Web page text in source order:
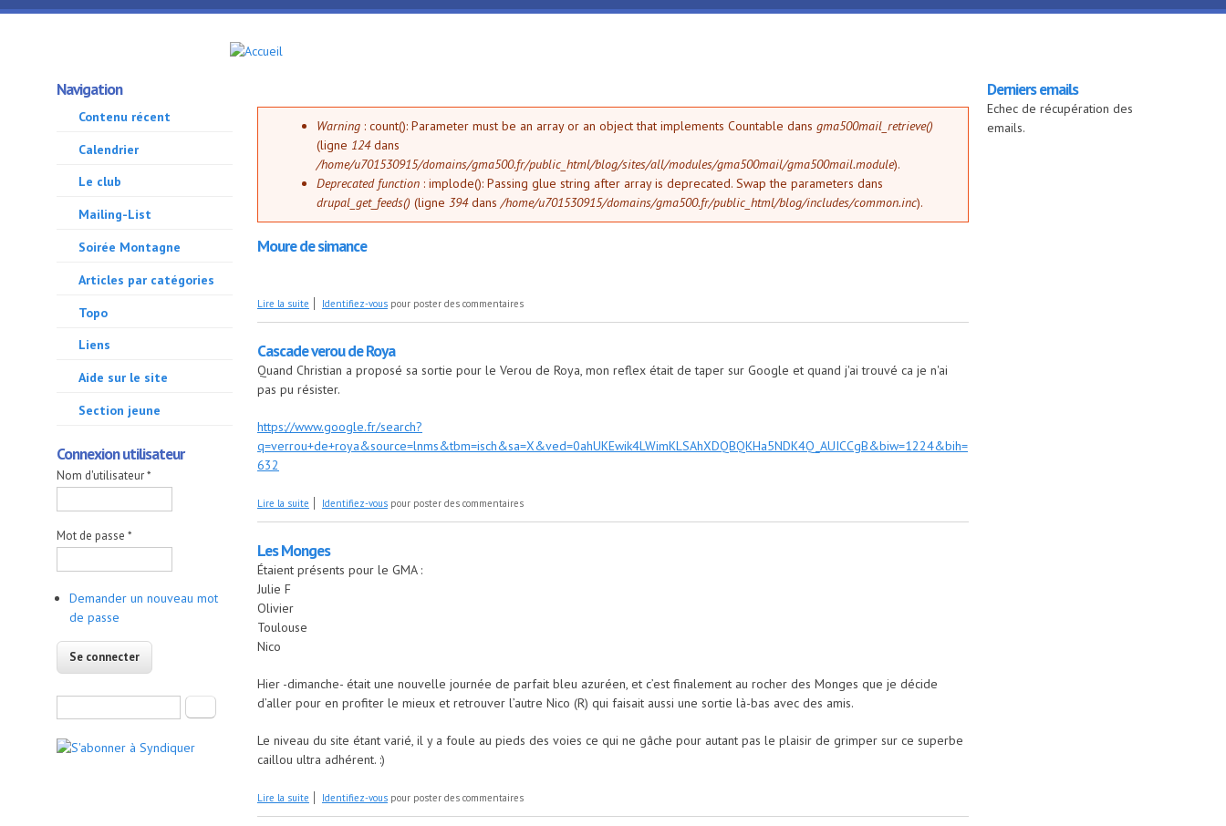
Aller au contenu principal
GMA
500
Navigation
Contenu récent
Calendrier
Le club
Mailing-List
Soirée Montagne
Articles par catégories
Topo
Liens
Aide sur le site
Section jeune
Connexion utilisateur
Nom d'utilisateur*
Mot de passe *
Demander un nouveau mot
de passe
Formulaire de rechercheRechercher
Message d'erreur
Warning : count(): Parameter must be an array or an object that implements Countable dans gma500mail_retrieve()
(ligne 124dans
/home/u701530915/domains/gma500.fr/public_html/blog/sites/all/modules/gma500mail/gma500mail.module).
Deprecated function : implode(): Passing glue string after array is deprecated. Swap the parameters dans
drupal_get_feeds() (ligne 394dans /home/u701530915/domains/gma500.fr/public_html/blog/includes/common.inc).
Moure de simance
Lire la suite de Moure de simance
Identifiez-vous pour poster des commentaires
Cascade verou de Roya
Quand Christian a proposé sa sortie pour le Verou de Roya, mon reflex était de taper sur Google et quand j'ai trouvé ca je n'ai
pas pu résister.
https://www.google.fr/search?
q=verrou+de+roya&source=lnms&tbm=isch&sa=X&ved=0ahUKEwik4LWimKLSAhXDQBQKHa5NDK4Q_AUICCgB&biw=1224&bih=
632
Lire la suite de Cascade verou de Roya
Identifiez-vous pour poster des commentaires
Les Monges
Étaient présents pour le GMA :
Julie F
Olivier
Toulouse
Nico
Hier -dimanche- était une nouvelle journée de parfait bleu azuréen, et c’est finalement au rocher des Monges que je décide
d’aller pour en profiter le mieux et retrouver l’autre Nico (R) qui faisait aussi une sortie là-bas avec des amis.
Le niveau du site étant varié, il y a foule au pieds des voies ce qui ne gâche pour autant pas le plaisir de grimper sur ce superbe
caillou ultra adhérent. :)
Lire la suite de Les Monges
Identifiez-vous pour poster des commentaires
Derniers emails
Echec de récupération des
emails.